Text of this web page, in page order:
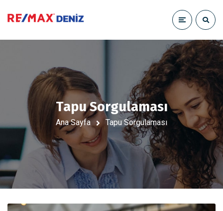
Tapu Sorgulaması
Ana Sayfa Tapu Sorgulaması